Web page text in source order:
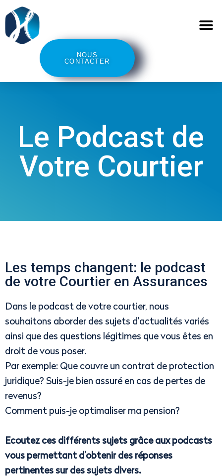
NOUS
CONTACTER
Le Podcast de
Votre Courtier
Les temps changent: le podcast
de votre Courtier en Assurances
Dans le podcast de votre courtier, nous
souhaitons aborder des sujets d’actualités variés
ainsi que des questions légitimes que vous êtes en
droit de vous poser.
Par exemple: Que couvre un contrat de protection
juridique? Suis-je bien assuré en cas de pertes de
revenus?
Comment puis-je optimaliser ma pension?
Ecoutez ces différents sujets grâce aux podcasts
vous permettant d’obtenir des réponses
pertinentes sur des sujets divers.